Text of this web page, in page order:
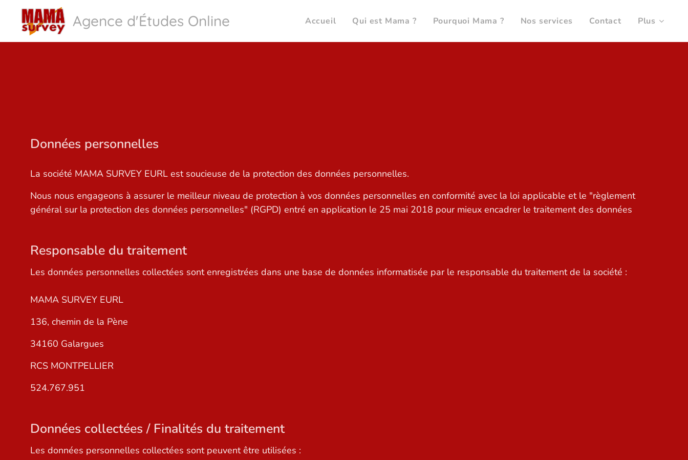
Agence d'Études Online Accueil Qui est Mama ? Pourquoi Mama ? Nos services Contact Plus
Données personnelles
La société MAMA SURVEY EURL est soucieuse de la protection des données personnelles.
Nous nous engageons à assurer le meilleur niveau de protection à vos données personnelles en conformité avec la loi applicable et le "règlement
général sur la protection des données personnelles" (RGPD) entré en application le 25 mai 2018 pour mieux encadrer le traitement des données
Responsable du traitement
Les données personnelles collectées sont enregistrées dans une base de données informatisée par le responsable du traitement de la société :
MAMA SURVEY EURL
136, chemin de la Pène
34160 Galargues
RCS MONTPELLIER
524.767.951
Données collectées / Finalités du traitement
Les données personnelles collectées sont peuvent être utilisées :